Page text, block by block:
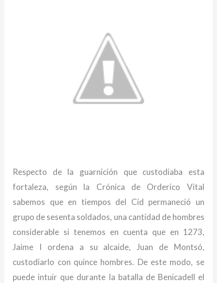
Respecto de la guarnición que custodiaba esta
fortaleza, según la Crónica de Orderico Vital
sabemos que en tiempos del Cid permaneció un
grupo de sesenta soldados, una cantidad de hombres
considerable si tenemos en cuenta que en 1273,
Jaime I ordena a su alcaide, Juan de Montsó,
custodiarlo con quince hombres. De este modo, se
puede intuir que durante la batalla de Benicadell el